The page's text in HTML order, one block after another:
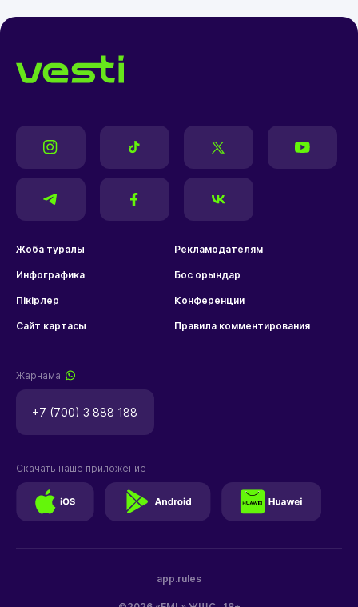
Жоба туралы Рекламодателям
Инфографика Бос орындар
Пікірлер Конференции
Сайт картасы Правила комментирования
Жарнама
+7 (700) 3 888 188
app.rules
Скачать наше приложение